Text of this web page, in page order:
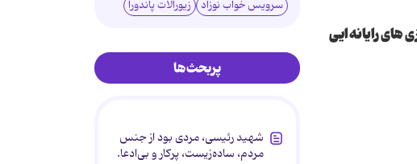
های رایانه ایی
سرویس خواب نوزاد زیورآلات پاندورا
پربحث‌ها
شهید رئیسی، مردی بود از جنس
مردم، ساده‌زیست، پرکار و بی‌ادعا.